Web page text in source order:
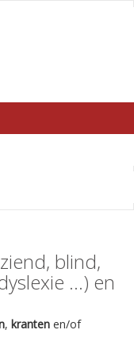
blind,
...) en
, kranten en/of